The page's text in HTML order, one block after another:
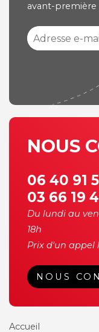
avant-première
NOUS
06 40 91
03 66 19
Du lundi au
18h
Prix d'un appel
NOUS
Accueil